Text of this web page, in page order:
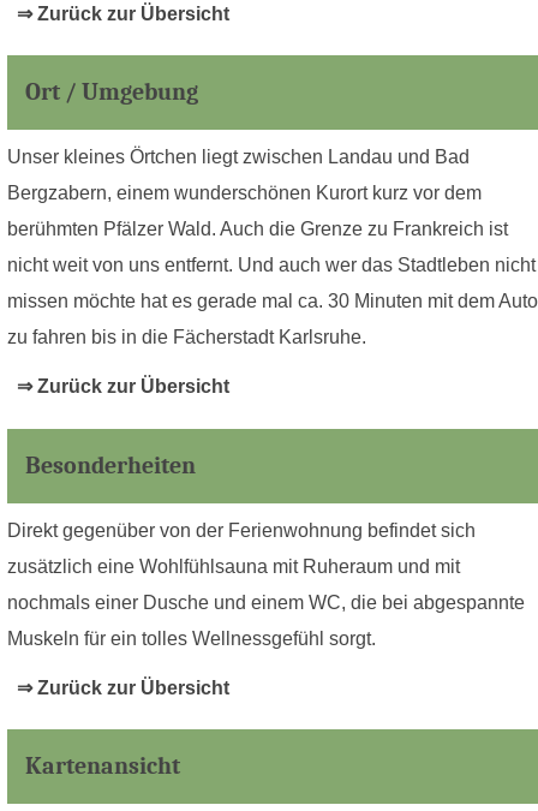
⇒ Zurück zur Übersicht
Ort / Umgebung
Unser kleines Örtchen liegt zwischen Landau und Bad
Bergzabern, einem wunderschönen Kurort kurz vor dem
berühmten Pfälzer Wald. Auch die Grenze zu Frankreich ist
nicht weit von uns entfernt. Und auch wer das Stadtleben nicht
missen möchte hat es gerade mal ca. 30 Minuten mit dem Auto
zu fahren bis in die Fächerstadt Karlsruhe.
⇒ Zurück zur Übersicht
Besonderheiten
Direkt gegenüber von der Ferienwohnung befindet sich
zusätzlich eine Wohlfühlsauna mit Ruheraum und mit
nochmals einer Dusche und einem WC, die bei abgespannte
Muskeln für ein tolles Wellnessgefühl sorgt.
⇒ Zurück zur Übersicht
Kartenansicht